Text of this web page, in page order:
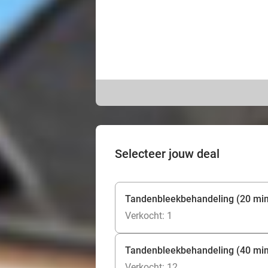
Selecteer jouw deal
Tandenbleekbehandeling (20
Verkocht: 1
Tandenbleekbehandeling (40